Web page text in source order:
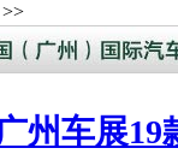
州车展19